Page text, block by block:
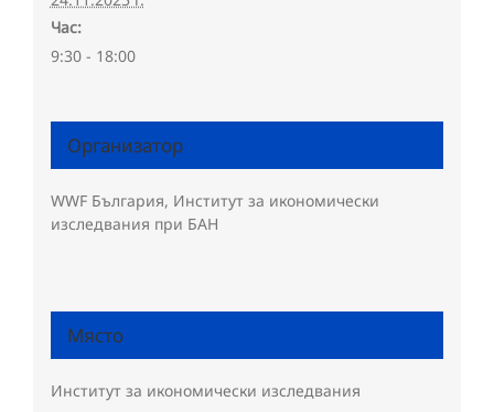
Час:
9:30 - 18:00
Организатор
WWF България, Институт за икономически
изследвания при БАН
Място
Институт за икономически изследвания